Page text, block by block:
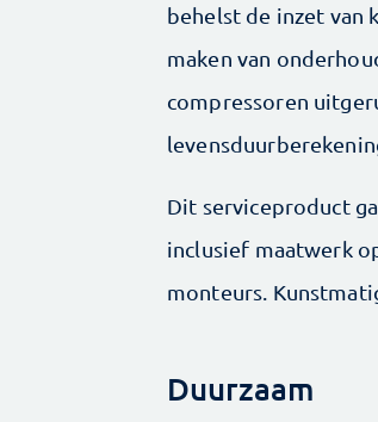
behelst de inzet van
maken van
compressoren
Dit serviceproduct
inclusief maatwerk
monteurs.
Duurzaam